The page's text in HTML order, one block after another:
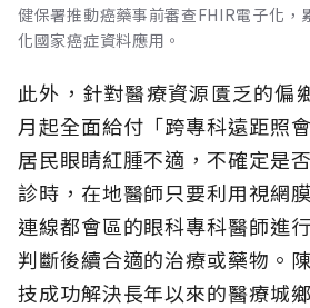
健保署推動癌藥事前審查FHIR電子化，
化國家癌症資料應用。
此外，針對醫療資源匱乏的偏
月起全面給付「跨專科遠距照
居民眼睛紅腫不適，不確定是
診時，在地醫師只要利用視網
連線都會區的眼科專科醫師進
判斷後續合適的治療或藥物。
技成功解決長年以來的醫療城